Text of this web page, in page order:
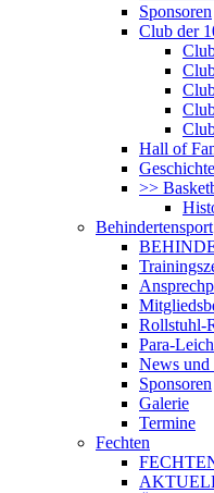
Sponsoren
Club der
Hall of
Geschichte
>>
Behindertensport
Rollstuhl-
Para-
News und
Sponsoren
Galerie
Termine
Fechten